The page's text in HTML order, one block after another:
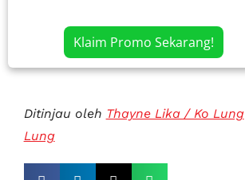
Klaim Promo Sekarang!
Ditinjau oleh Thayne Lika / Ko Lung
Lung